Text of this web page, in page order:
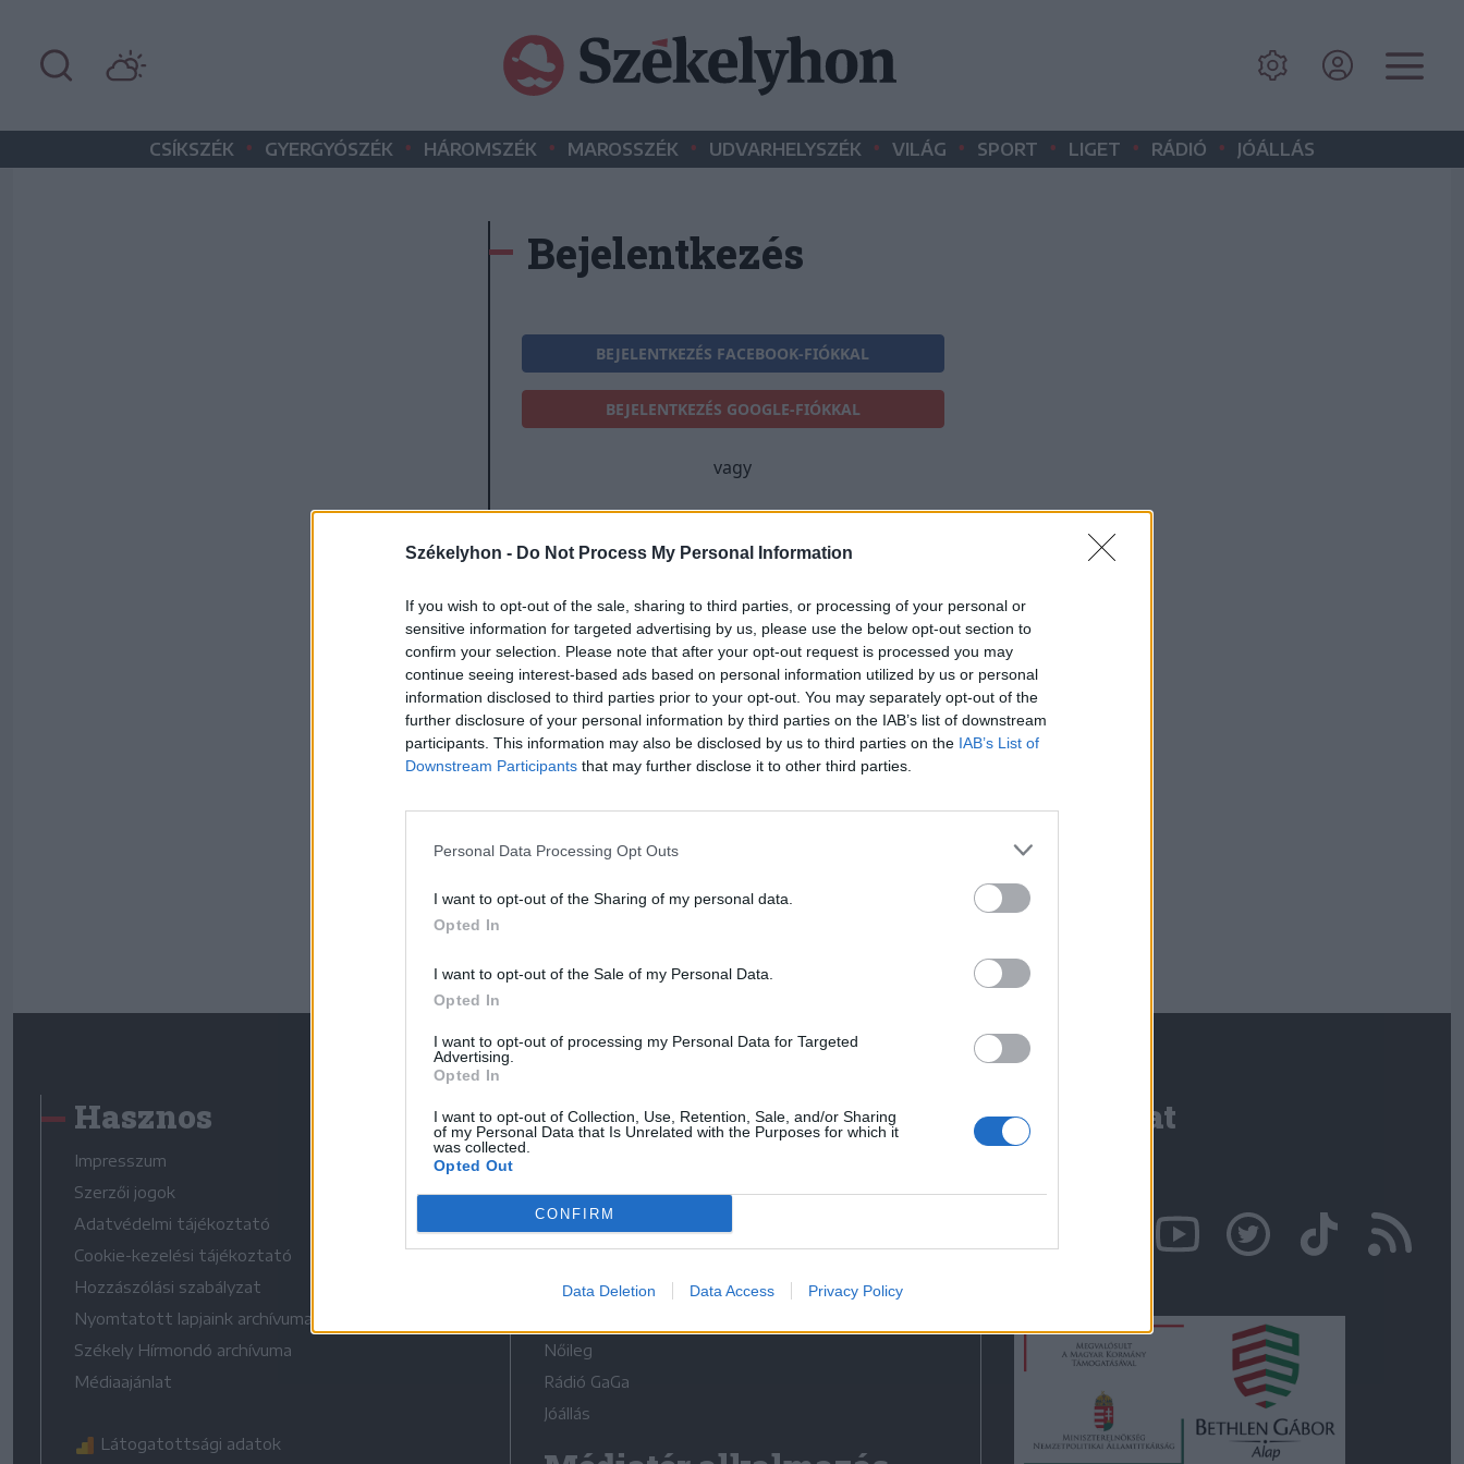
Székelyhon - Do Not Process My Personal Information
If you wish to opt-out of the sale, sharing to third parties, or processing of your personal or
sensitive information for targeted advertising by us, please use the below opt-out section to
confirm your selection. Please note that after your opt-out request is processed you may
continue seeing interest-based ads based on personal information utilized by us or personal
information disclosed to third parties prior to your opt-out. You may separately opt-out of the
further disclosure of your personal information by third parties on the IAB’s list of downstream
participants. This information may also be disclosed by us to third parties on the IAB’s List of
Downstream Participants that may further disclose it to other third parties.
Personal Data Processing Opt Outs
I want to opt-out of the Sharing of my personal data.
Opted In
I want to opt-out of the Sale of my Personal Data.
Opted In
I want to opt-out of processing my Personal Data for Targeted
Advertising.
Opted In
I want to opt-out of Collection, Use, Retention, Sale, and/or Sharing
of my Personal Data that Is Unrelated with the Purposes for which it
was collected.
Opted Out
CONFIRM
Data Deletion Data Access Privacy Policy
CSÍKSZÉK • GYERGYÓSZÉK • HÁROMSZÉK • MAROSSZÉK • UDVARHELYSZÉK • VILÁG • SPORT • LIGET • RÁDIÓ • JÓÁLLÁS
Bejelentkezés
BEJELENTKEZÉS FACEBOOK-FIÓKKAL
BEJELENTKEZÉS GOOGLE-FIÓKKAL
vagy
E-mail-cím
Jelszó
Elfelejtette a jelszavát?
BEJELENTKEZÉS
Hasznos
Impresszum
Szerzői jogok
Adatvédelmi tájékoztató
Cookie-kezelési tájékoztató
Hozzászólási szabályzat
Nyomtatott lapjaink archívuma
Székely Hírmondó archívuma
Médiaajánlat
Látogatottsági adatok
Médiatér
Liget
Krónika
Bihari Napló
Erdélyi Napló
Nőileg
Rádió GaGa
Jóállás
Kapcsolat